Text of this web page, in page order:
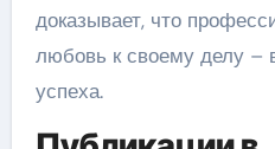
доказывает, что
любовь к своему делу –
успеха.